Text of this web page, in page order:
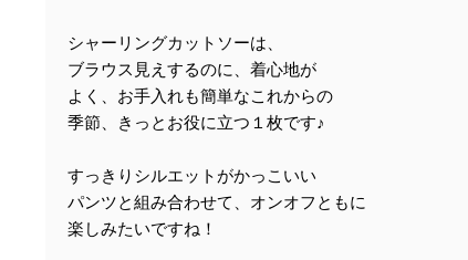
シャーリングカットソーは、
ブラウス見えするのに、着心地が
よく、お手入れも簡単なこれからの
季節、きっとお役に立つ１枚です♪
すっきりシルエットがかっこいい
パンツと組み合わせて、オンオフともに
楽しみたいですね！